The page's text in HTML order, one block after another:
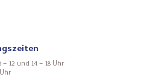
12 und 14 – 18 Uhr